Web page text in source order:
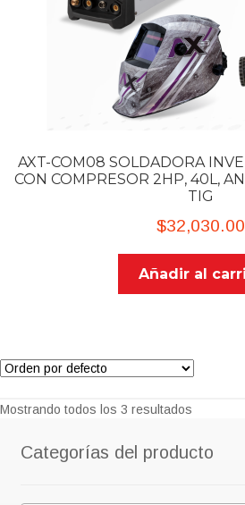
AXT-COM08 SOLDADORA
CON COMPRESOR 2HP, 40L,
TIG
$32,030.00
Añadir al
Mostrando todos los 3 resultados
Categorías del producto